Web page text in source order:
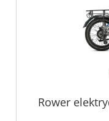
Rower